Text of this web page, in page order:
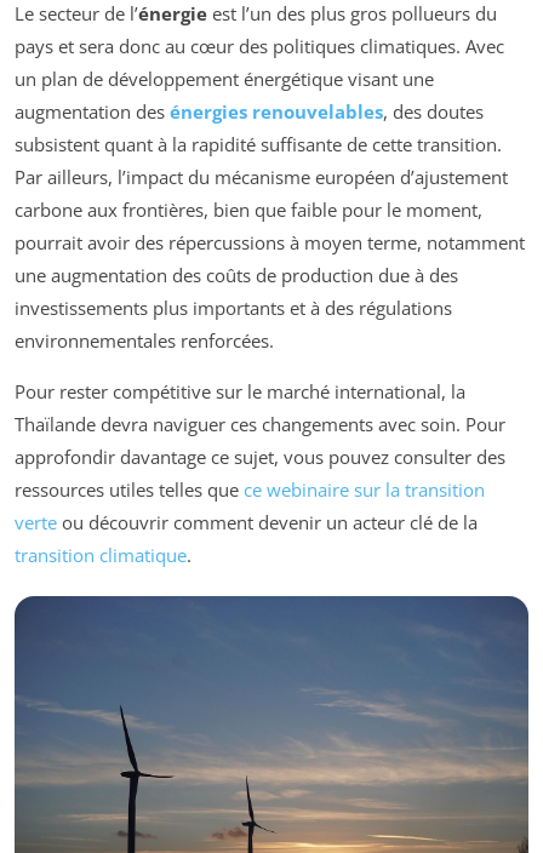
Le secteur de l’énergie est l’un des plus gros pollueurs du
pays et sera donc au cœur des politiques climatiques. Avec
un plan de développement énergétique visant une
augmentation des énergies renouvelables, des doutes
subsistent quant à la rapidité suffisante de cette transition.
Par ailleurs, l’impact du mécanisme européen d’ajustement
carbone aux frontières, bien que faible pour le moment,
pourrait avoir des répercussions à moyen terme, notamment
une augmentation des coûts de production due à des
investissements plus importants et à des régulations
environnementales renforcées.
Pour rester compétitive sur le marché international, la
Thaïlande devra naviguer ces changements avec soin. Pour
approfondir davantage ce sujet, vous pouvez consulter des
ressources utiles telles que ce webinaire sur la transition
verte ou découvrir comment devenir un acteur clé de la
transition climatique.